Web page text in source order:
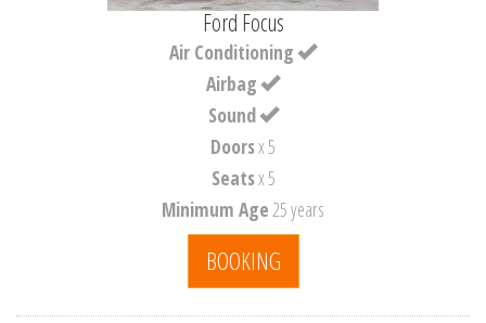
Ford Focus
Air Conditioning
Airbag
Sound
Doorsx 5
Seatsx 5
Minimum Age25 years
BOOKING